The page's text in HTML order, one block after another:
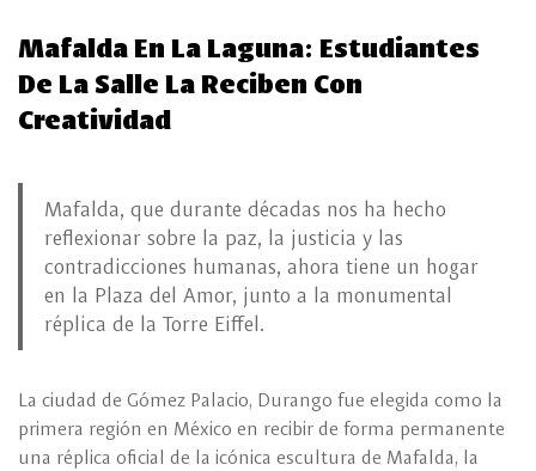
Mafalda En La Laguna: Estudiantes
De La Salle La Reciben Con
Creatividad
Mafalda, que durante décadas nos ha hecho
reflexionar sobre la paz, la justicia y las
contradicciones humanas, ahora tiene un hogar
en la Plaza del Amor, junto a la monumental
réplica de la Torre Eiffel.
La ciudad de Gómez Palacio, Durango fue elegida como la
primera región en México en recibir de forma permanente
una réplica oficial de la icónica escultura de Mafalda, la